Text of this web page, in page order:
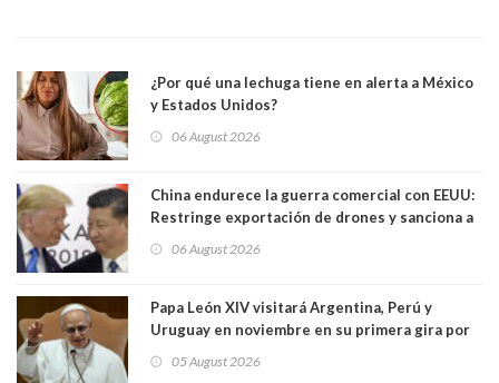
¿Por qué una lechuga tiene en alerta a México
y Estados Unidos?
06 August 2026
China endurece la guerra comercial con EEUU:
Restringe exportación de drones y sanciona a
06 August 2026
Papa León XIV visitará Argentina, Perú y
Uruguay en noviembre en su primera gira por
05 August 2026